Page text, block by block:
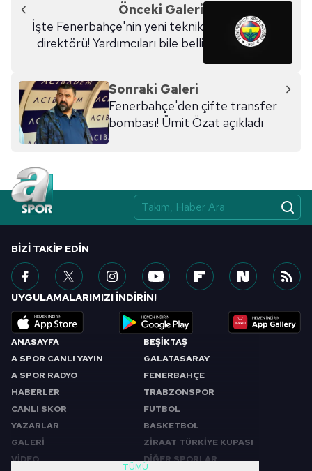
Önceki Galeri
İşte Fenerbahçe'nin yeni teknik
direktörü! Yardımcıları bile belli
Sonraki Galeri
Fenerbahçe'den çifte transfer
bombası! Ümit Özat açıkladı
ANASAYFA
A SPOR CANLI YAYIN
A SPOR RADYO
HABERLER
CANLI SKOR
YAZARLAR
GALERİ
VİDEO
BEŞİKTAŞ
GALATASARAY
FENERBAHÇE
TRABZONSPOR
FUTBOL
BASKETBOL
ZİRAAT TÜRKİYE KUPASI
DİĞER SPORLAR
TÜMÜ
BIZI TAKIP EDIN
UYGULAMALARIMIZI İNDİRİN!